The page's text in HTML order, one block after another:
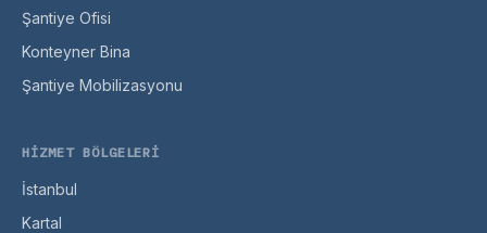
Şantiye Ofisi
Konteyner Bina
Şantiye Mobilizasyonu
HIZMET BÖLGELERI
İstanbul
Kartal